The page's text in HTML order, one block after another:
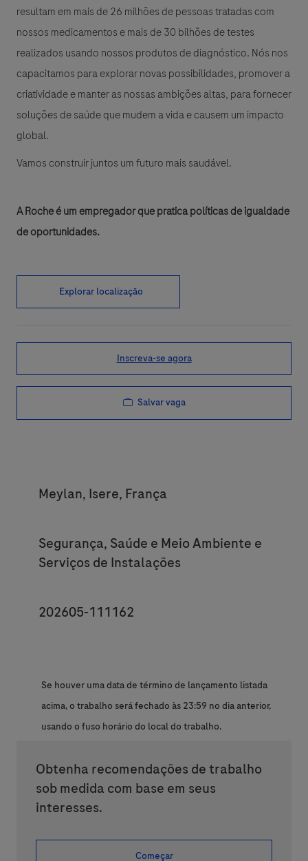
resultam em mais de 26 milhões de pessoas tratadas com
nossos medicamentos e mais de 30 bilhões de testes
realizados usando nossos produtos de diagnóstico. Nós nos
capacitamos para explorar novas possibilidades, promover a
criatividade e manter as nossas ambições altas, para fornecer
soluções de saúde que mudem a vida e causem um impacto
global.
Vamos construir juntos um futuro mais saudável.
A Roche é um empregador que pratica políticas de igualdade
de oportunidades.
Explorar localização
Inscreva-se agora
Salvar vaga
Location
Meylan, Isere, França
Category
Segurança, Saúde e Meio Ambiente e
Serviços de Instalações
JobId
202605-111162
Se houver uma data de término de lançamento listada
acima, o trabalho será fechado às 23:59 no dia anterior,
usando o fuso horário do local do trabalho.
Obtenha recomendações de trabalho
sob medida com base em seus
interesses.
Começar